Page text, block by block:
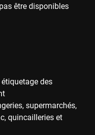
être disponibles
des
supermarchés,
quincailleries et